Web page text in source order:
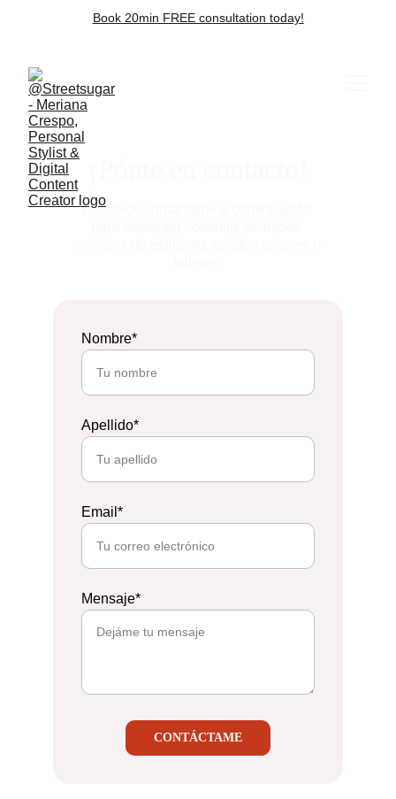
Book 20min FREE consultation today!
Por favor, contáctame a continuación
Nombre*
Apellido*
Email*
Mensaje*
CONTÁCTAME